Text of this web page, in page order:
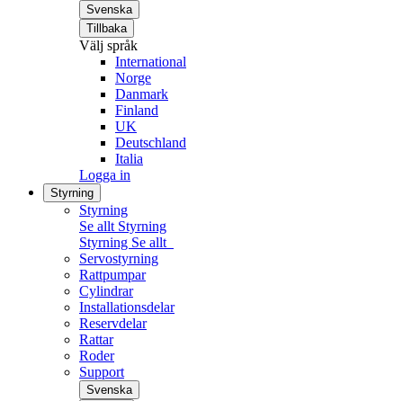
Svenska
Tillbaka
Välj språk
International
Norge
Danmark
Finland
UK
Deutschland
Italia
Logga in
Styrning
Styrning
Se allt Styrning
Styrning Se allt
Servostyrning
Rattpumpar
Cylindrar
Installationsdelar
Reservdelar
Rattar
Roder
Support
Svenska